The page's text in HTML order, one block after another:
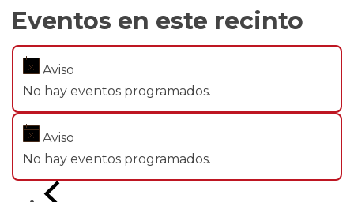
Eventos en este recinto
Aviso
No hay eventos programados.
Aviso
No hay eventos programados.